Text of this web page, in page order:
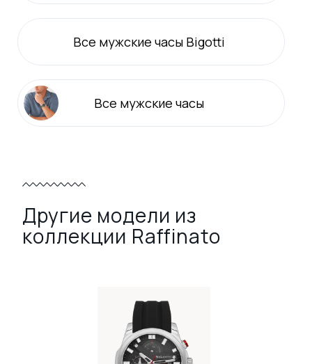
Все мужские часы Bigotti
Все мужские часы
Другие модели из
коллекции Raffinato